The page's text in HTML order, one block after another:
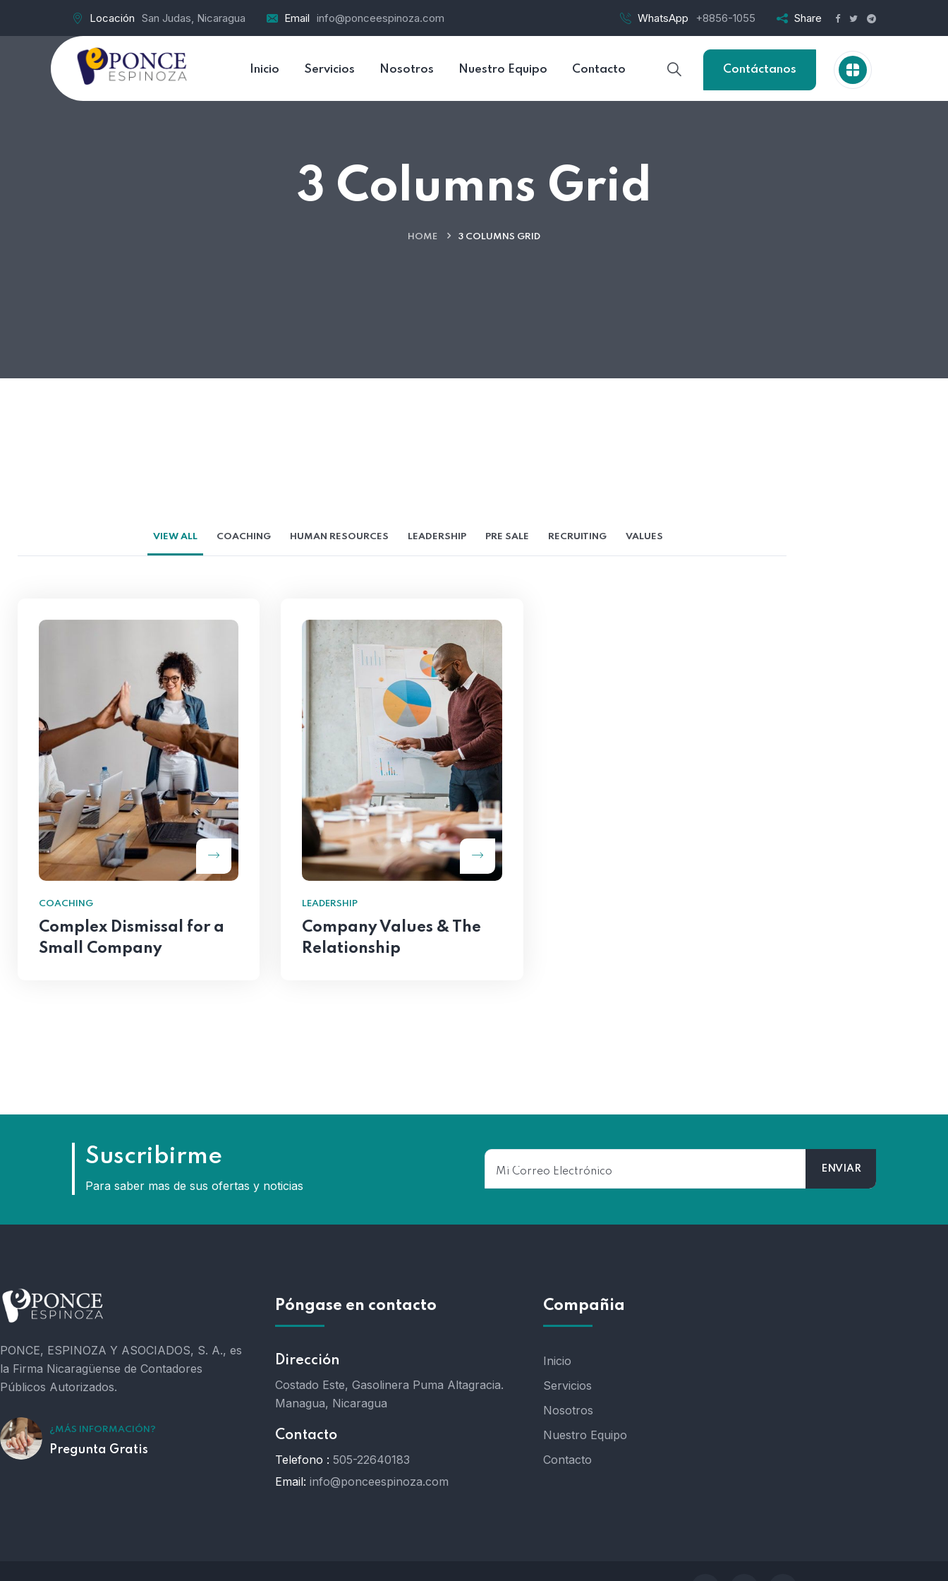
Locación San Judas, Nicaragua Email info@ponceespinoza.com WhatsApp +8856-1055 Share
Inicio Servicios Nosotros Nuestro Equipo Contacto Contáctanos
3 Columns Grid
HOME 3 COLUMNS GRID
VIEW ALL COACHING HUMAN RESOURCES LEADERSHIP PRE SALE RECRUITING VALUES
COACHING
Complex Dismissal for a
Small Company
LEADERSHIP
Company Values & The
Relationship
Suscribirme
Para saber mas de sus ofertas y noticias
PONCE, ESPINOZA Y ASOCIADOS, S. A., es
la Firma Nicaragüense de Contadores
Públicos Autorizados.
¿MÁS INFORMACIÓN?
Pregunta Gratis
Póngase en contacto
Dirección
Costado Este, Gasolinera Puma Altagracia.
Managua, Nicaragua
Contacto
Telefono : 505-22640183
Email: info@ponceespinoza.com
Compañia
Inicio
Servicios
Nosotros
Nuestro Equipo
Contacto